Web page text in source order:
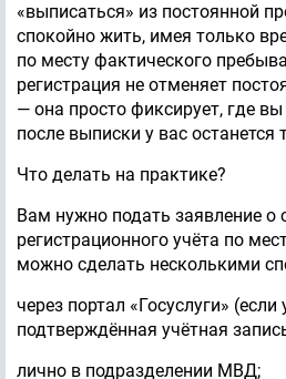
«выписаться» из постоянной
спокойно жить, имея только
по месту фактического
регистрация не отменяет
— она просто фиксирует, где вы
после выписки у вас останется
Что делать на практике?
Вам нужно подать заявление о
регистрационного учёта по
можно сделать несколькими
через портал «Госуслуги» (если
подтверждённая учётная
лично в подразделении МВД;